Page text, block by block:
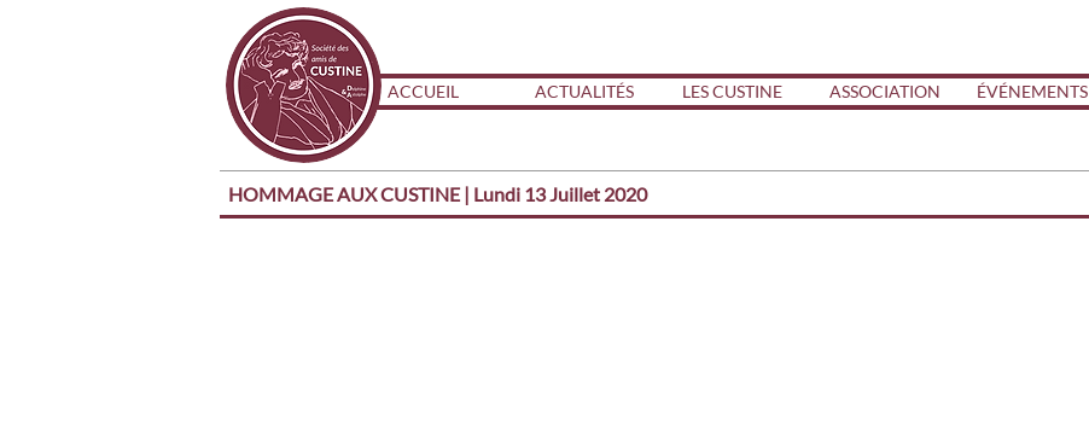
ACCUEIL ACTUALITÉS LES CUSTINE ASSOCIATION ÉVÉNEMENTS
HOMMAGE AUX CUSTINE | Lundi 13 Juillet 2020